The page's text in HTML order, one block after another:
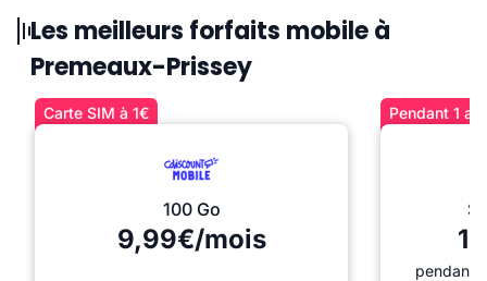
Les meilleurs forfaits mobile à
Premeaux-Prissey
Carte SIM à 1€
100 Go
9,99€/mois
Pendant 1
pendant